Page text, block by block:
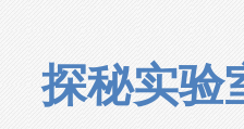
探秘实验